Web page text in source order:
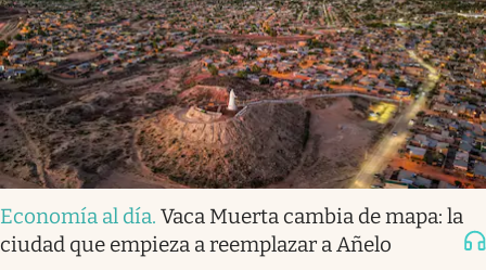
Economía al día. Vaca Muerta cambia de mapa: la
ciudad que empieza a reemplazar a Añelo